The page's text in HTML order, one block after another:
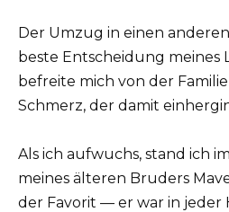
Der Umzug in einen
beste Entscheidung meines
befreite mich von der
Schmerz, der damit
Als ich aufwuchs, stand ich
meines älteren Bruders
der Favorit — er war in jeder